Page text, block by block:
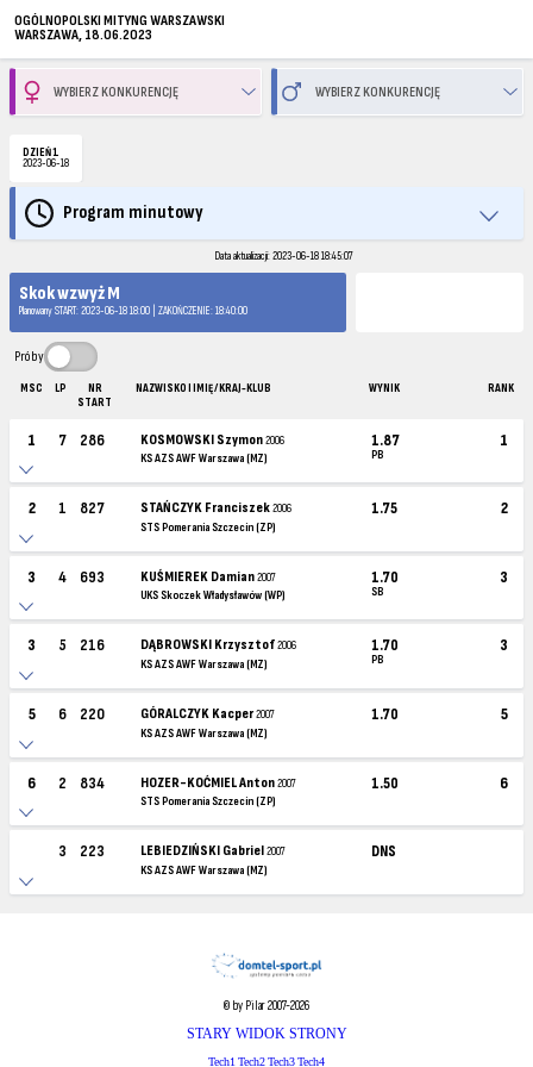
OGÓLNOPOLSKI MITYNG WARSZAWSKI
WARSZAWA, 18.06.2023
DZIEŃ 1
2023-06-18
Program minutowy
Data aktualizacji: 2023-06-18 18:45:07
Skok wzwyż M
Planowany START: 2023-06-18 18:00 | ZAKOŃCZENIE: 18:40:00
Próby
MSC LP
NR
START
NAZWISKO I IMIĘ / KRAJ-KLUB WYNIK RANK
1 7 286 KOSMOWSKI Szymon2006
KS AZS AWF Warszawa (MZ)
1.87
PB
1
2 1 827 STAŃCZYK Franciszek2006
STS Pomerania Szczecin (ZP)
1.75 2
3 4 693 KUŚMIEREK Damian2007
UKS Skoczek Władysławów (WP)
1.70
SB
3
3 5 216 DĄBROWSKI Krzysztof2006
KS AZS AWF Warszawa (MZ)
1.70
PB
3
5 6 220 GÓRALCZYK Kacper2007
KS AZS AWF Warszawa (MZ)
1.70 5
6 2 834 HOZER-KOĆMIEL Anton2007
STS Pomerania Szczecin (ZP)
1.50 6
3 223 LEBIEDZIŃSKI Gabriel2007
KS AZS AWF Warszawa (MZ)
DNS
© by Pilar 2007-2026
STARY WIDOK STRONY
Tech1 Tech2Tech3Tech4